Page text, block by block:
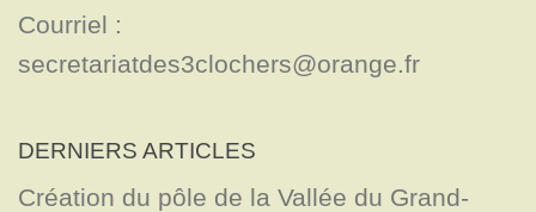
Courriel :
secretariatdes3clochers@orange.fr
DERNIERS ARTICLES
Création du pôle de la Vallée du Grand-